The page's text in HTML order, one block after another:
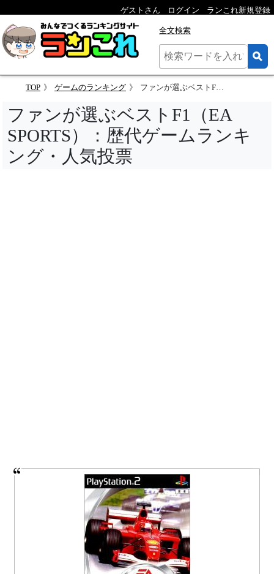
ゲストさん ログイン ランこれ新規登録
全文検索
TOP ゲームのランキング ファンが選ぶベストF1（EA SPORTS）：歴代ゲームランキング・人気投票
ファンが選ぶベストF1（EA
SPORTS）：歴代ゲームランキ
ング・人気投票